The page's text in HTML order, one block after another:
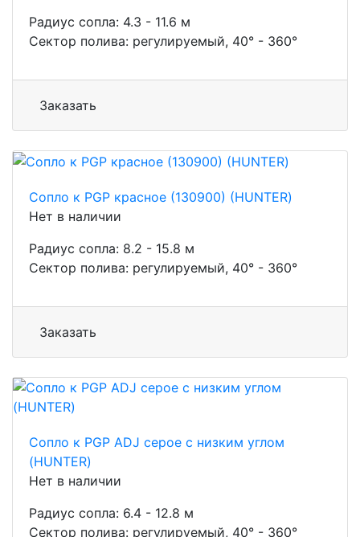
Радиус сопла: 4.3 - 11.6 м
Сектор полива: регулируемый, 40° - 360°
Заказать
Сопло к PGP красное (130900) (HUNTER)
Нет в наличии
Радиус сопла: 8.2 - 15.8 м
Сектор полива: регулируемый, 40° - 360°
Заказать
Сопло к PGP ADJ серое с низким углом
(HUNTER)
Нет в наличии
Радиус сопла: 6.4 - 12.8 м
Сектор полива: регулируемый, 40° - 360°